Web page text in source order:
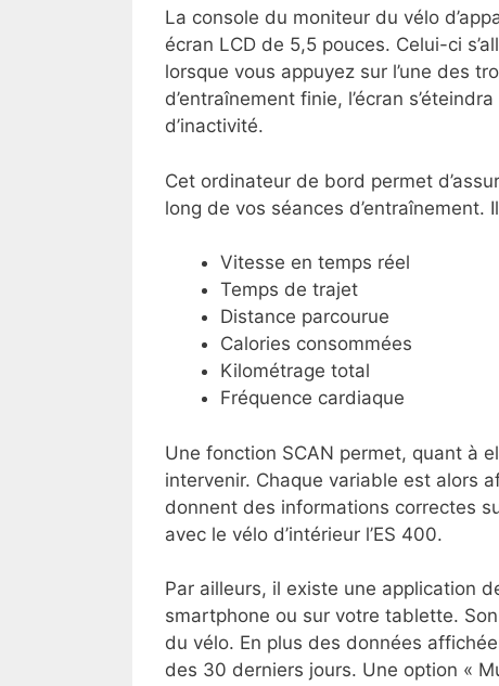
La console du moniteur du vélo
écran LCD de 5,5 pouces. Celui-ci
lorsque vous appuyez sur l’une des
d’entraînement finie, l’écran
d’inactivité.
Cet ordinateur de bord permet
long de vos séances
Vitesse en temps réel
Temps de trajet
Distance parcourue
Calories consommées
Kilométrage total
Fréquence cardiaque
Une fonction SCAN permet, quant à
intervenir. Chaque variable est alors
donnent des informations correctes
avec le vélo d’intérieur l’ES 400.
Par ailleurs, il existe une application
smartphone ou sur votre tablette.
du vélo. En plus des données
des 30 derniers jours. Une option «